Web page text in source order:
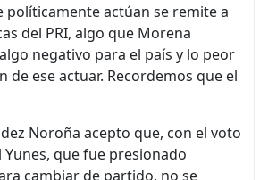
políticamente actúan se remite a
del PRI, algo que Morena
negativo para el país y lo peor
de ese actuar. Recordemos que el
Noroña acepto que, con el voto
que fue presionado
cambiar de partido, no se